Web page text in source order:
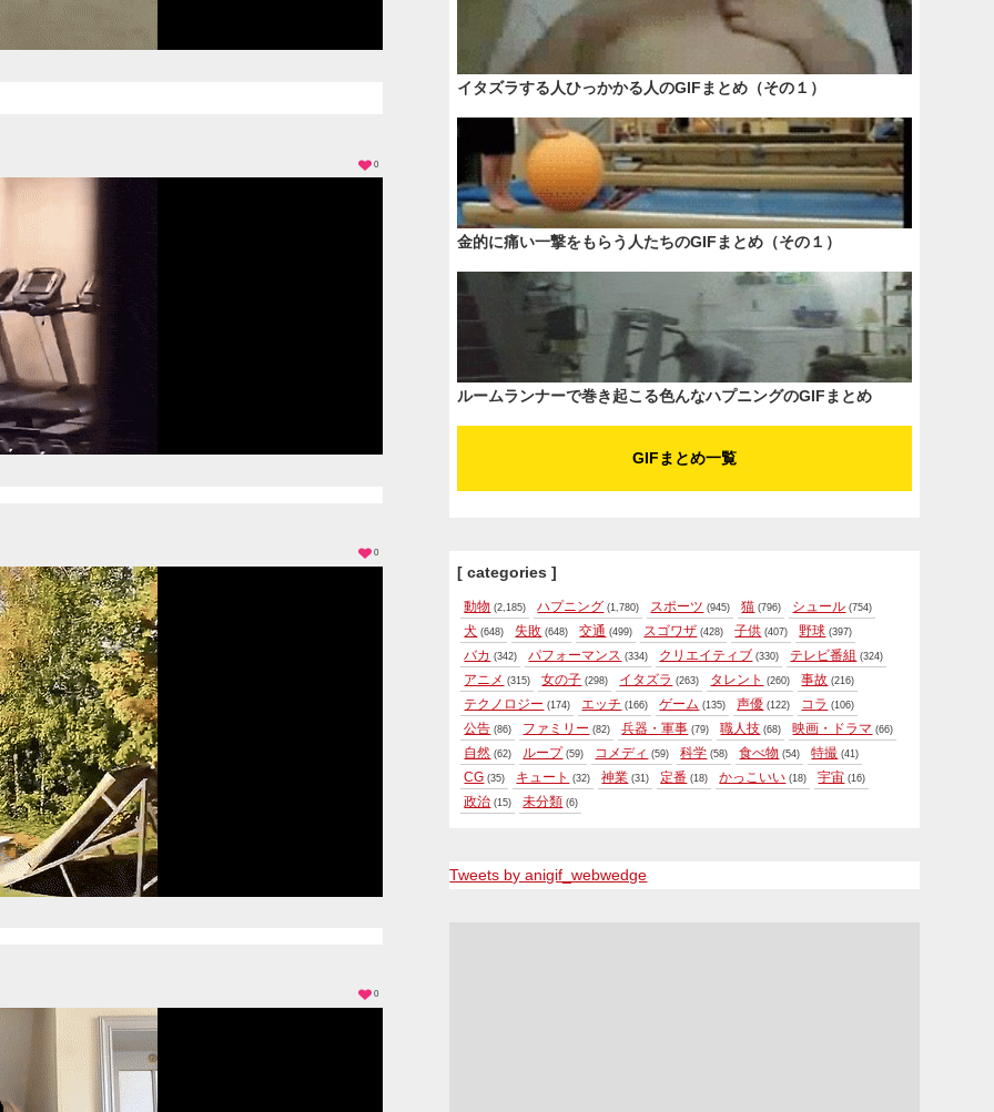
0
0
0
イタズラする人ひっかかる人のGIFまとめ（その１）
金的に痛い一撃をもらう人たちのGIFまとめ（その１）
ルームランナーで巻き起こる色んなハプニングのGIFまとめ
GIFまとめ一覧
[ categories ]
動物 (2,185) ハプニング (1,780) スポーツ (945) 猫 (796) シュール (754)
犬 (648) 失敗 (648) 交通 (499) スゴワザ (428) 子供 (407) 野球 (397)
バカ (342) パフォーマンス (334) クリエイティブ (330) テレビ番組 (324)
アニメ (315) 女の子 (298) イタズラ (263) タレント (260) 事故 (216)
テクノロジー (174) エッチ (166) ゲーム (135) 声優 (122) コラ (106)
公告 (86) ファミリー (82) 兵器・軍事 (79) 職人技 (68) 映画・ドラマ (66)
自然 (62) ループ (59) コメディ (59) 科学 (58) 食べ物 (54) 特撮 (41)
CG (35) キュート (32) 神業 (31) 定番 (18) かっこいい (18) 宇宙 (16)
政治 (15) 未分類 (6)
Tweets by anigif_webwedge